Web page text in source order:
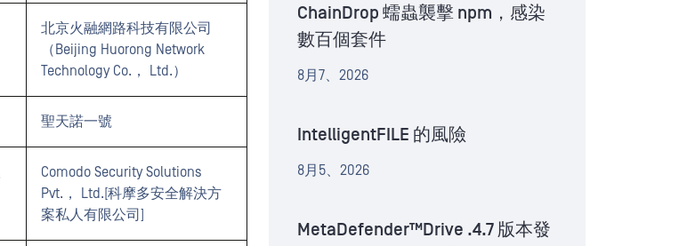
北京火融網路科技有限公司
（Beijing Huorong Network
Technology Co.， Ltd.）
聖天諾一號
Comodo Security Solutions
Pvt.， Ltd.[科摩多安全解決方
案私人有限公司]
ChainDrop 蠕蟲襲擊 npm，感染
數百個套件
8月7、2026
IntelligentFILE 的風險
8月5、2026
MetaDefender™Drive .4.7 版本發